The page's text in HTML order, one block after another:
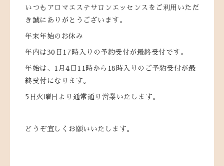
いつもアロマエステサロンエッセンスをご利用いただ
き誠にありがとうございます。
年末年始のお休み
年内は30日17時入りの予約受付が最終受付です。
年始は、1月4日11時から18時入りのご予約受付が最
終受付になります。
5日火曜日より通常通り営業いたします。
どうぞ宜しくお願いいたします。